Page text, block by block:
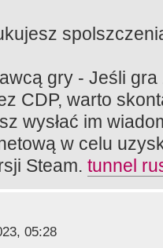
gry - Jeśli gra
CDP, warto
wysłać im
w celu
Steam. tunnel
05:28